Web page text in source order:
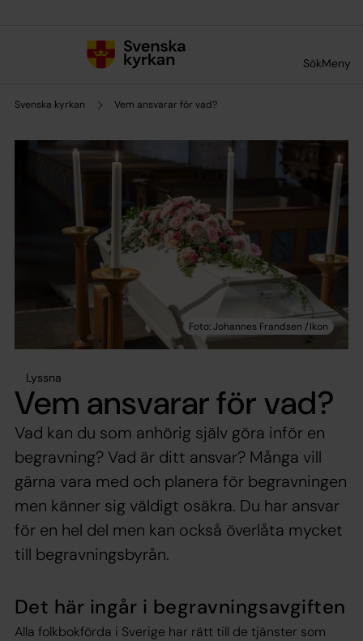
SökMeny
Svenska kyrkan Vem ansvarar för vad?
Lyssna
Vem ansvarar för vad?
Vad kan du som anhörig själv göra inför en
begravning? Vad är ditt ansvar? Många vill
gärna vara med och planera för begravningen
men känner sig väldigt osäkra. Du har ansvar
för en hel del men kan också överlåta mycket
till begravningsbyrån.
Det här ingår i begravningsavgiften
Alla folkbokförda i Sverige har rätt till de tjänster som